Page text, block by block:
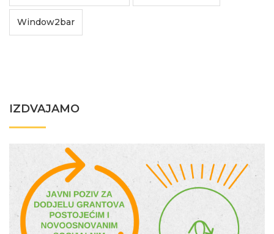
Window2bar
IZDVAJAMO